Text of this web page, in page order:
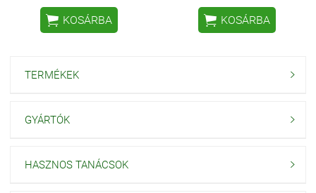
 KOSÁRBA  KOSÁRBA
TERMÉKEK 
GYÁRTÓK 
HASZNOS TANÁCSOK 